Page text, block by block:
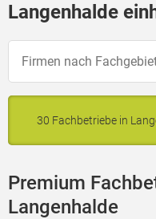
Langenhalde
30 Fachbetriebe in
Premium
Langenhalde